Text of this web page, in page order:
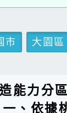
市
大園區
能力分
、依據